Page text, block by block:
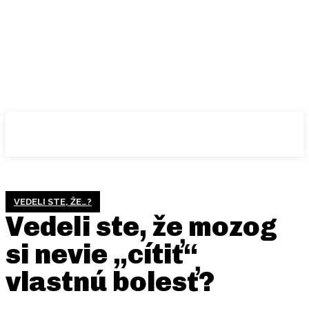
VEDELI STE, ŽE…?
Vedeli ste, že mozog
si nevie „cítiť“
vlastnú bolesť?